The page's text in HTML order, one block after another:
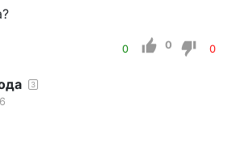
0 0 0
3